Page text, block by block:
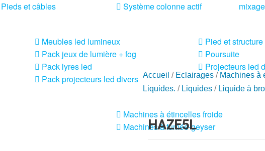
Pieds et câbles
Système colonne actif
mixage
Meubles led lumineux
Pack jeux de lumière + fog
Pack lyres led
Pack projecteurs led divers
Pied et structure
Poursuite
Projecteurs led
Machines à étincelles froide
Machines à fumée-geyser
Accueil / Eclairages / Machines à
Liquides. / Liquides / Liquide à
HAZE5L